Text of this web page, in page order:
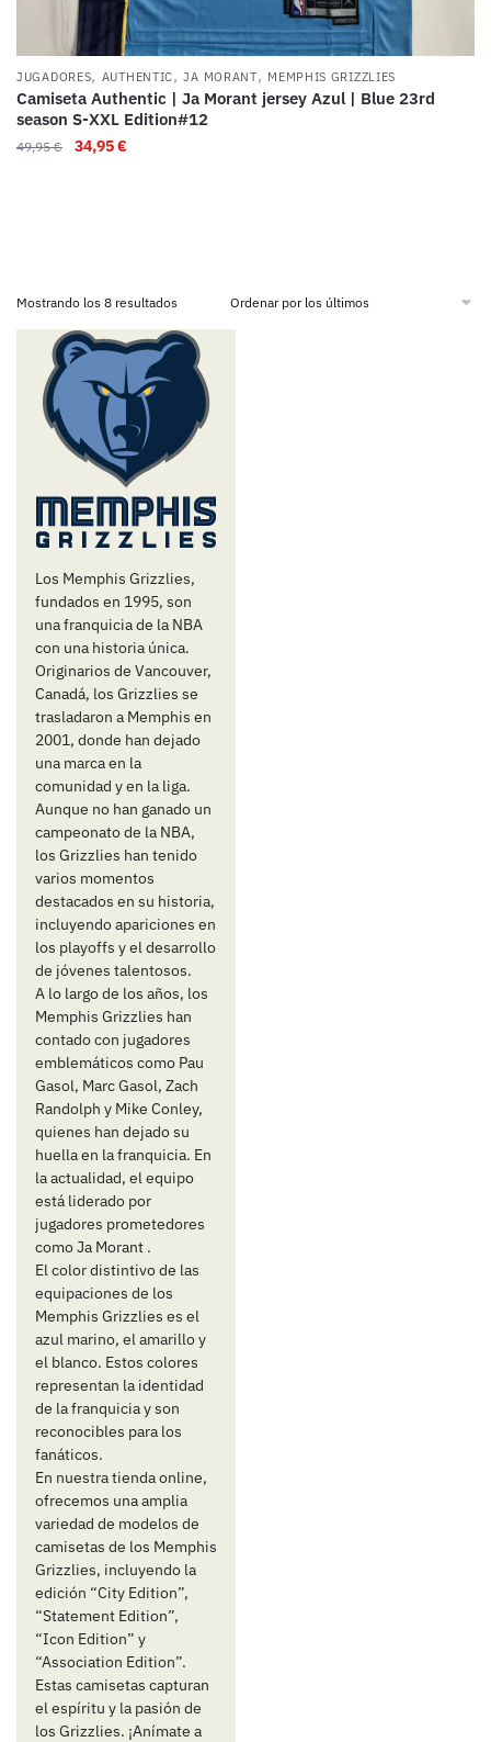
Los Memphis Grizzlies,
fundados en 1995, son
una franquicia de la NBA
con una historia única.
Originarios de Vancouver,
Canadá, los Grizzlies se
trasladaron a Memphis en
2001, donde han dejado
una marca en la
comunidad y en la liga.
Aunque no han ganado un
campeonato de la NBA,
los Grizzlies han tenido
varios momentos
destacados en su historia,
incluyendo apariciones en
los playoffs y el desarrollo
de jóvenes talentosos.
A lo largo de los años, los
Memphis Grizzlies han
contado con jugadores
emblemáticos como Pau
Gasol, Marc Gasol, Zach
Randolph y Mike Conley,
quienes han dejado su
huella en la franquicia. En
la actualidad, el equipo
está liderado por
jugadores prometedores
como Ja Morant .
El color distintivo de las
equipaciones de los
Memphis Grizzlies es el
azul marino, el amarillo y
el blanco. Estos colores
representan la identidad
de la franquicia y son
reconocibles para los
fanáticos.
En nuestra tienda online,
ofrecemos una amplia
variedad de modelos de
camisetas de los Memphis
Grizzlies, incluyendo la
edición “City Edition”,
“Statement Edition”,
“Icon Edition” y
“Association Edition”.
Estas camisetas capturan
el espíritu y la pasión de
los Grizzlies. ¡Anímate a
JUGADORES, AUTHENTIC,JA MORANT, MEMPHIS GRIZZLIES
Camiseta Authentic | Ja Morant jersey Azul | Blue 23rd
season S-XXL Edition#12
49,95€ 34,95€
Mostrando los 8 resultados